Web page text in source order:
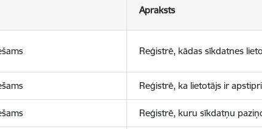
Apraksts
Reģistrē, kādas sīkdatnes
Reģistrē, ka lietotājs ir
Reģistrē, kuru sīkdatņu